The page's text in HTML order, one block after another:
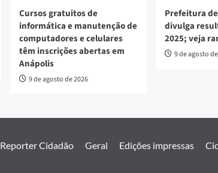
Cursos gratuitos de
informática e manutenção de
computadores e celulares
têm inscrições abertas em
Anápolis
9 de agosto de 2026
Prefeitura
divulga
2025; veja
9 de agosto
Reporter Cidadão Geral Edições impressas